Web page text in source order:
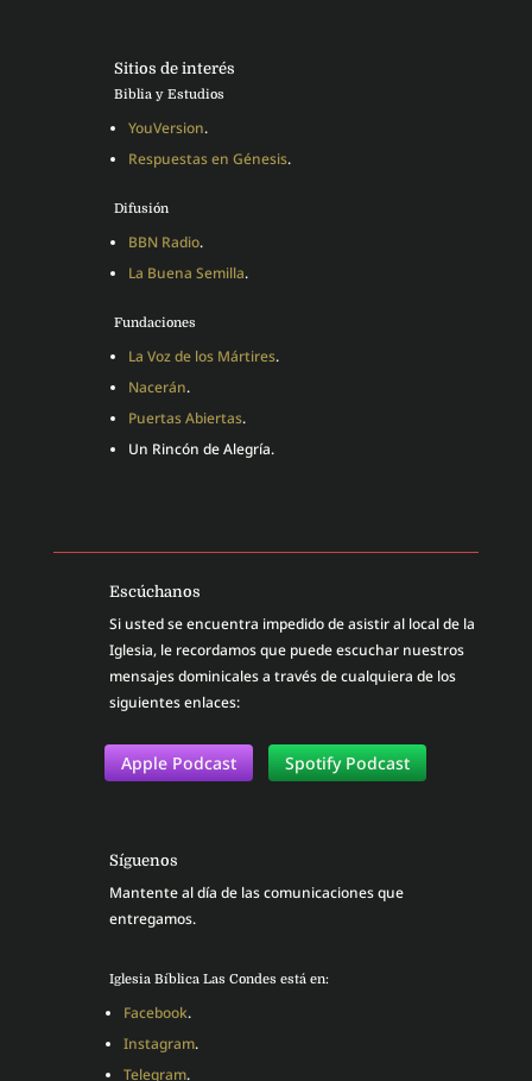
Sitios de interés
Biblia y Estudios
YouVersion.
Respuestas en Génesis.
Difusión
BBN Radio.
La Buena Semilla.
Fundaciones
La Voz de los Mártires.
Nacerán.
Puertas Abiertas.
Un Rincón de Alegría.
Escúchanos
Si usted se encuentra impedido de asistir al local de la
Iglesia, le recordamos que puede escuchar nuestros
mensajes dominicales a través de cualquiera de los
siguientes enlaces:
Apple Podcast Spotify Podcast
Síguenos
Mantente al día de las comunicaciones que
entregamos.
Iglesia Bíblica Las Condes está en:
Facebook.
Instagram.
Telegram.